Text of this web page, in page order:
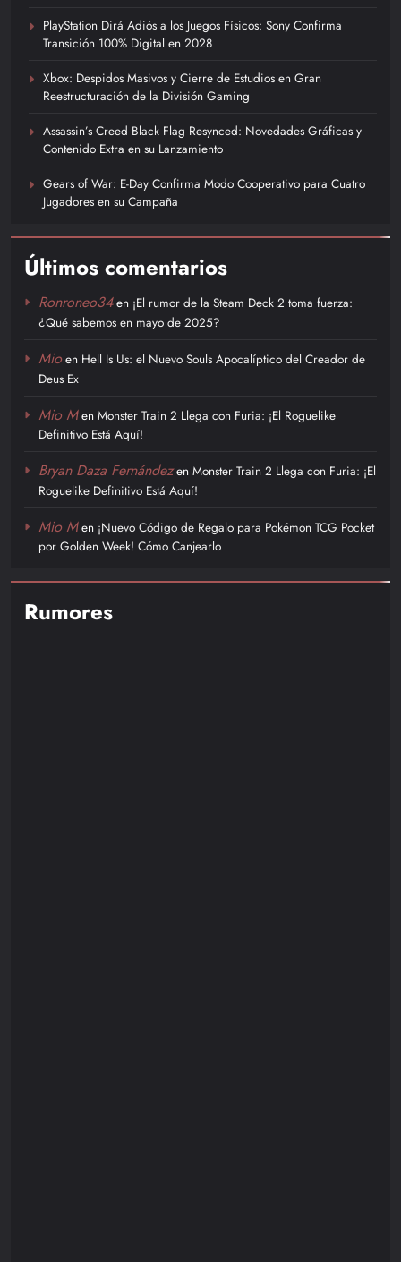
PlayStation Dirá Adiós a los Juegos Físicos: Sony Confirma
Transición 100% Digital en 2028
Xbox: Despidos Masivos y Cierre de Estudios en Gran
Reestructuración de la División Gaming
Assassin’s Creed Black Flag Resynced: Novedades Gráficas y
Contenido Extra en su Lanzamiento
Gears of War: E-Day Confirma Modo Cooperativo para Cuatro
Jugadores en su Campaña
Últimos comentarios
Ronroneo34en ¡El rumor de la Steam Deck 2 toma fuerza:
¿Qué sabemos en mayo de 2025?
Mioen Hell Is Us: el Nuevo Souls Apocalíptico del Creador de
Deus Ex
Mio Men Monster Train 2 Llega con Furia: ¡El Roguelike
Definitivo Está Aquí!
Bryan Daza Fernándezen Monster Train 2 Llega con Furia: ¡El
Roguelike Definitivo Está Aquí!
Mio Men ¡Nuevo Código de Regalo para Pokémon TCG Pocket
por Golden Week! Cómo Canjearlo
Rumores